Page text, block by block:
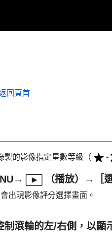
回頁首
製的影像指定星數等級（ -
→ （播放）→ ［
出現影像評分選擇畫面。
制滾輪的左/右側，以顯